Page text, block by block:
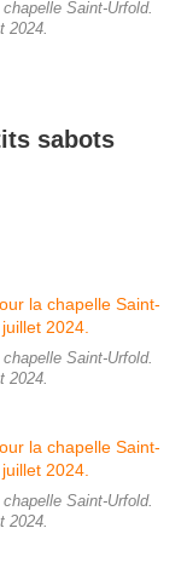
Saint-Urfold.
2024.
sabots
Saint-Urfold.
2024.
Saint-Urfold.
2024.